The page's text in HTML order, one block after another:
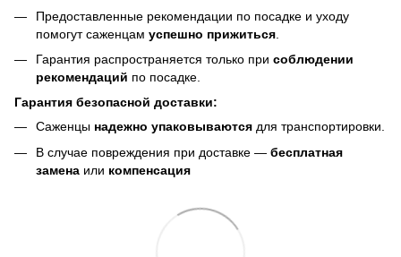
Предоставленные рекомендации по посадке и уходу
помогут саженцам успешно прижиться
Гарантия распространяется только при соблюдении
рекомендаций по посадке.
Гарантия безопасной доставки:
Саженцы надежно упаковываются для транспортировки.
В случае повреждения при доставке — бесплатная
замена или компенсация